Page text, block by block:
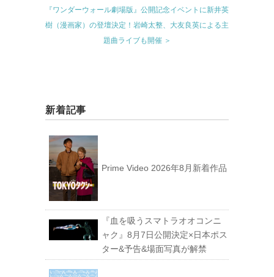
『ワンダーウォール劇場版』公開記念イベントに新井英
樹（漫画家）の登壇決定！岩崎太整、大友良英による主
題曲ライブも開催 ＞
新着記事
Prime Video 2026年8月新着作品
『血を吸うスマトラオオコンニ
ャク』8月7日公開決定×日本ポス
ター&予告&場面写真が解禁